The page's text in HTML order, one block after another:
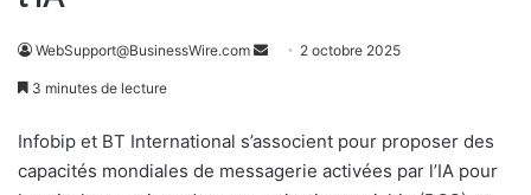
WebSupport@BusinessWire.com
o
y
2 octobre 2025
3 minutes de lecture
Infobip et BT International s’associent pour proposer des
capacités mondiales de messagerie activées par l’IA pour